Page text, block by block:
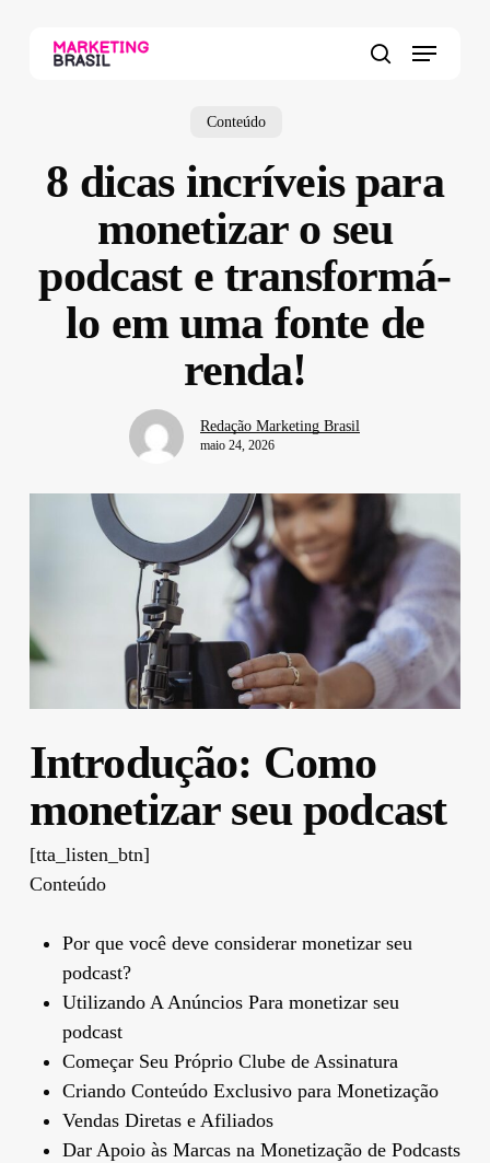
Menu
Conteúdo
8 dicas incríveis para
monetizar o seu
podcast e transformá-
lo em uma fonte de
renda!
Redação Marketing Brasil
maio 24, 2026
Introdução: Como
monetizar seu podcast
[tta_listen_btn]
Conteúdo
Por que você deve considerar monetizar seu
podcast?
Utilizando A Anúncios Para monetizar seu
podcast
Começar Seu Próprio Clube de Assinatura
Criando Conteúdo Exclusivo para Monetização
Vendas Diretas e Afiliados
Dar Apoio às Marcas na Monetização de Podcasts